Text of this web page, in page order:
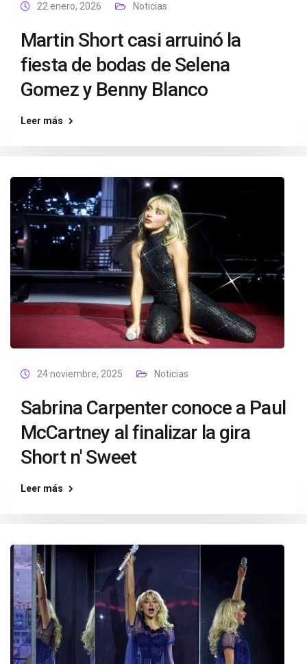
22 enero, 2026 Noticias
Martin Short casi arruinó la
fiesta de bodas de Selena
Gomez y Benny Blanco
Leer más
24 noviembre, 2025 Noticias
Sabrina Carpenter conoce a Paul
McCartney al finalizar la gira
Short n' Sweet
Leer más